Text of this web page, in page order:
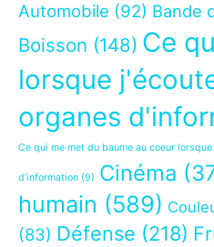
Automobile (92) Bande
Boisson (148) Ce
lorsque
organes
Ce qui me met du baume au coeur
d’information (9) Cinéma
humain (589)
(83) Défense (218)